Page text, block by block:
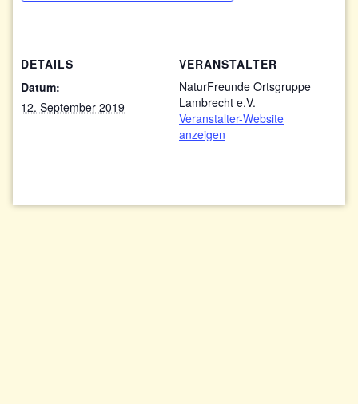
DETAILS
Datum:
12. September 2019
VERANSTALTER
NaturFreunde Ortsgruppe
Lambrecht e.V.
Veranstalter-Website
anzeigen